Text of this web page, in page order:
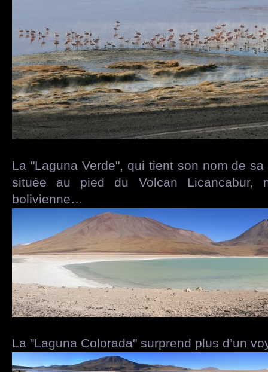
La "Laguna Verde", qui tient son nom de
située au pied du Volcan Licancabur,
bolivienne…
La "Laguna Colorada" surprend plus d’un